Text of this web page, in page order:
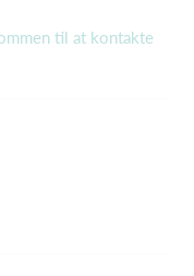
til at kontakte